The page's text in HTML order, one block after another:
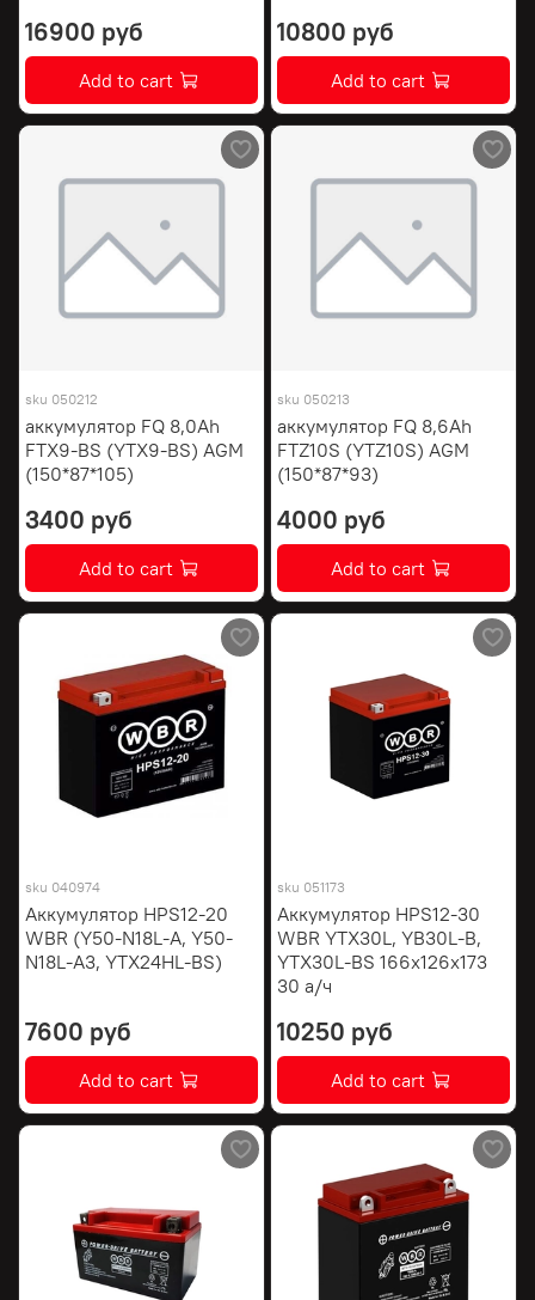
16900 руб
Add to cart
10800 руб
Add to cart
sku 050212
аккумулятор FQ 8,0Ah
FTX9-BS (YTX9-BS) AGM
(150*87*105)
3400 руб
Add to cart
sku 050213
аккумулятор FQ 8,6Ah
FTZ10S (YTZ10S) AGM
(150*87*93)
4000 руб
Add to cart
sku 040974
Аккумулятор HPS12-20
WBR (Y50-N18L-A, Y50-
N18L-A3, YTX24HL-BS)
7600 руб
Add to cart
sku 051173
Аккумулятор HPS12-30
WBR YTX30L, YB30L-B,
YTX30L-BS 166х126х173
30 а/ч
10250 руб
Add to cart